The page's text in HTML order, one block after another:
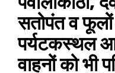
सतोपंत व
पर्यटकस्थल
वाहनों को भी